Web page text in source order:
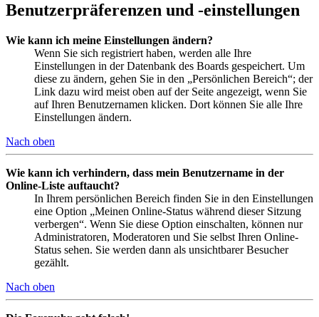
Benutzerpräferenzen und -einstellungen
Wie kann ich meine Einstellungen ändern?
Wenn Sie sich registriert haben, werden alle Ihre
Einstellungen in der Datenbank des Boards gespeichert. Um
diese zu ändern, gehen Sie in den „Persönlichen Bereich“; der
Link dazu wird meist oben auf der Seite angezeigt, wenn Sie
auf Ihren Benutzernamen klicken. Dort können Sie alle Ihre
Einstellungen ändern.
Nach oben
Wie kann ich verhindern, dass mein Benutzername in der
Online-Liste auftaucht?
In Ihrem persönlichen Bereich finden Sie in den Einstellungen
eine Option „Meinen Online-Status während dieser Sitzung
verbergen“. Wenn Sie diese Option einschalten, können nur
Administratoren, Moderatoren und Sie selbst Ihren Online-
Status sehen. Sie werden dann als unsichtbarer Besucher
gezählt.
Nach oben